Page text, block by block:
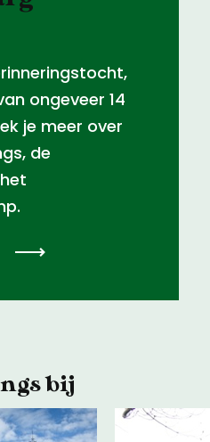
ongeveer 14
je meer over
de
bij